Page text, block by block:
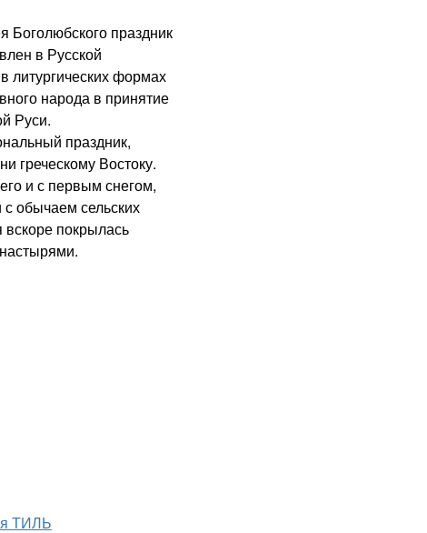
Боголюбского праздник
в Русской
литургических формах
народа в принятие
Руси.
праздник,
греческому Востоку.
и с первым снегом,
обычаем сельских
вскоре покрылась
ТИЛЬ